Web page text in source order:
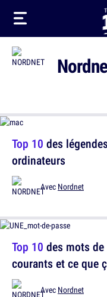
Top 10 des
ordinateurs
Avec Nordnet
Top 10 des mots
courants et ce que
Avec Nordnet